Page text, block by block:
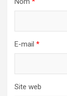
E-mail *
Site web